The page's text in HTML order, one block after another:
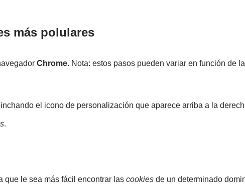
más polulares
Chrome. Nota: estos pasos pueden variar en función de
el icono de personalización que aparece arriba a la
.
que le sea más fácil encontrar las cookies de un determinado